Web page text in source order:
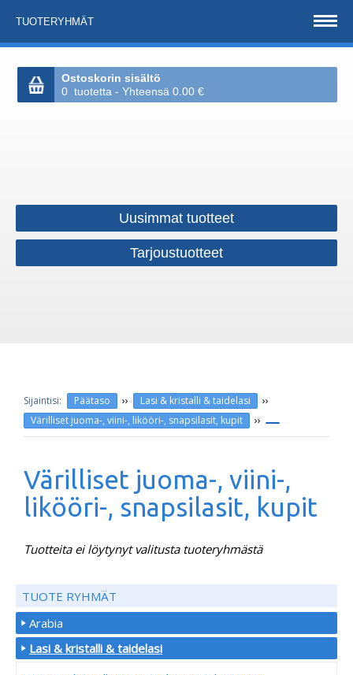
TUOTERYHMÄT
Ostoskorin sisältö
0 tuotetta - Yhteensä 0.00 €
Uusimmat tuotteet
Tarjoustuotteet
Päätaso ›› Lasi & kristalli & taidelasi ››
Värilliset juoma-, viini-, likööri-, snapsilasit, kupit ››
Värilliset juoma-, viini-,
likööri-, snapsilasit, kupit
Tuotteita ei löytynyt valitusta tuoteryhmästä
TUOTE RYHMÄT
Arabia
Lasi & kristalli & taidelasi